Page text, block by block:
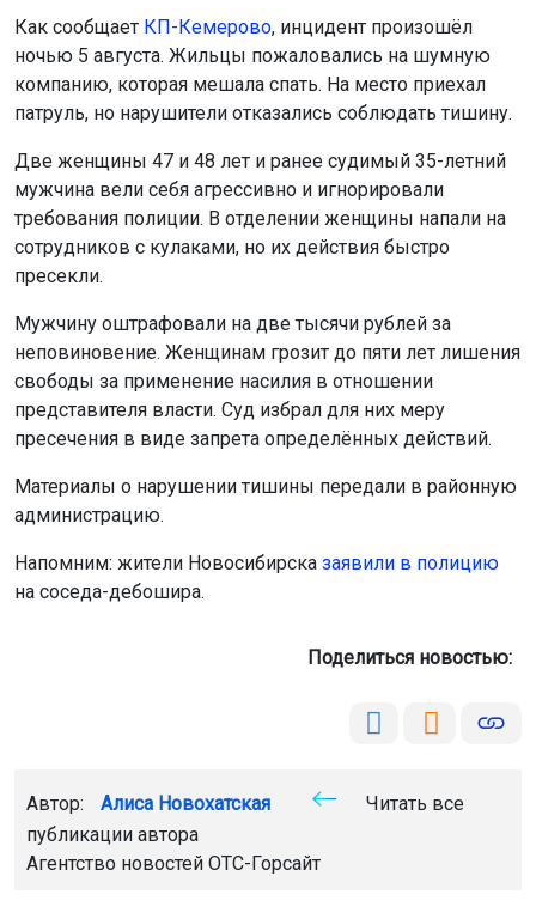
Как сообщает КП-Кемерово, инцидент произошёл
ночью 5 августа. Жильцы пожаловались на шумную
компанию, которая мешала спать. На место приехал
патруль, но нарушители отказались соблюдать тишину.
Две женщины 47 и 48 лет и ранее судимый 35-летний
мужчина вели себя агрессивно и игнорировали
требования полиции. В отделении женщины напали на
сотрудников с кулаками, но их действия быстро
пресекли.
Мужчину оштрафовали на две тысячи рублей за
неповиновение. Женщинам грозит до пяти лет лишения
свободы за применение насилия в отношении
представителя власти. Суд избрал для них меру
пресечения в виде запрета определённых действий.
Материалы о нарушении тишины передали в районную
администрацию.
Напомним: жители Новосибирска заявили в полицию
на соседа-дебошира.
Поделиться новостью:
Автор: Алиса Новохатская
Читать все
публикации автора
Агентство новостей ОТС-Горсайт